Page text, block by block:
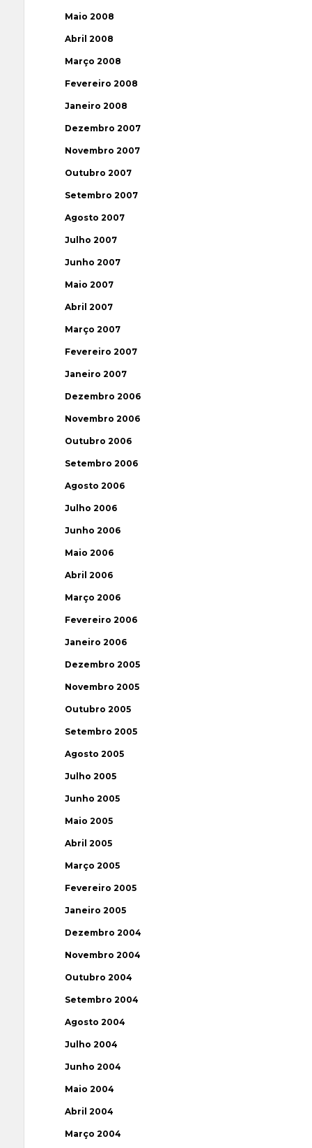
Maio 2008
Abril 2008
Março 2008
Fevereiro 2008
Janeiro 2008
Dezembro 2007
Novembro 2007
Outubro 2007
Setembro 2007
Agosto 2007
Julho 2007
Junho 2007
Maio 2007
Abril 2007
Março 2007
Fevereiro 2007
Janeiro 2007
Dezembro 2006
Novembro 2006
Outubro 2006
Setembro 2006
Agosto 2006
Julho 2006
Junho 2006
Maio 2006
Abril 2006
Março 2006
Fevereiro 2006
Janeiro 2006
Dezembro 2005
Novembro 2005
Outubro 2005
Setembro 2005
Agosto 2005
Julho 2005
Junho 2005
Maio 2005
Abril 2005
Março 2005
Fevereiro 2005
Janeiro 2005
Dezembro 2004
Novembro 2004
Outubro 2004
Setembro 2004
Agosto 2004
Julho 2004
Junho 2004
Maio 2004
Abril 2004
Março 2004